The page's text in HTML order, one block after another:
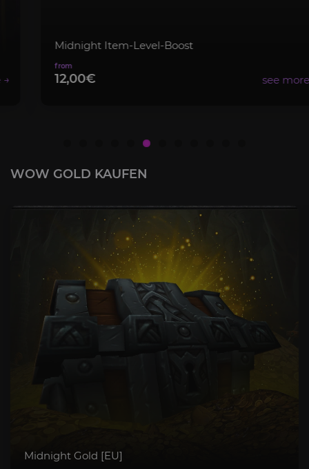
Midnight Item-Level-Boost
12,00€
WOW GOLD KAUFEN
Midnight Gold [EU]